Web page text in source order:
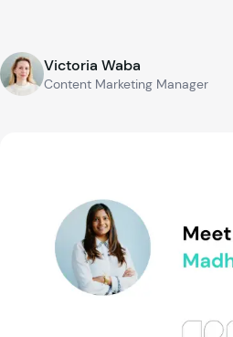
Victoria Waba
Content Marketing Manager